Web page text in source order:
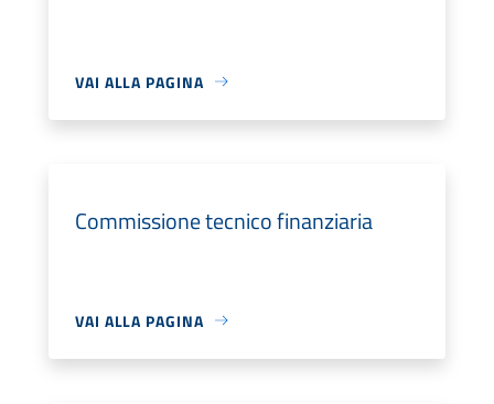
VAI ALLA PAGINA
Commissione tecnico finanziaria
VAI ALLA PAGINA